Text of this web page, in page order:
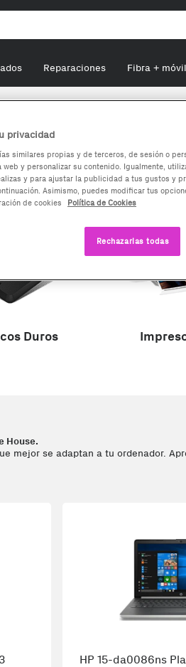
Reparaciones Fibra + móvil
Duros
House.
mejor se adaptan a tu ordenador.
HP 15-da0086ns
privacidad
similares propias y de terceros, de sesión o
web y personalizar su contenido. Igualmente,
y para ajustar la publicidad a tus gustos y
Asimismo, puedes modificar tus
de cookies
Política de Cookies
Rechazarlas todas